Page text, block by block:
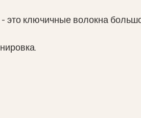
ключичные волокна